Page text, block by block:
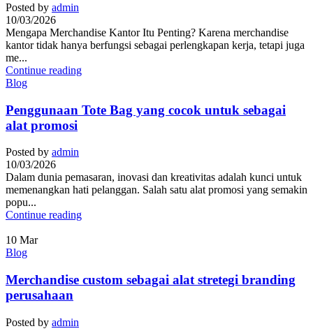
Posted by admin
10/03/2026
Mengapa Merchandise Kantor Itu Penting? Karena merchandise
kantor tidak hanya berfungsi sebagai perlengkapan kerja, tetapi juga
me...
Continue reading
Blog
Penggunaan Tote Bag yang cocok untuk sebagai
alat promosi
Posted by admin
10/03/2026
Dalam dunia pemasaran, inovasi dan kreativitas adalah kunci untuk
memenangkan hati pelanggan. Salah satu alat promosi yang semakin
popu...
Continue reading
10 Mar
Blog
Merchandise custom sebagai alat stretegi branding
perusahaan
Posted by admin